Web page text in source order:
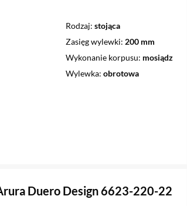
Rodzaj stojąca
Zasięg wylewki 200 mm
Wykonanie korpusu mosiądz
Wylewka obrotowa
Duero Design 6623-220-22